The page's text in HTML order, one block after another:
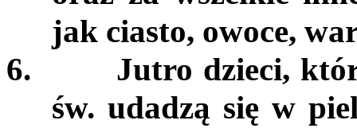
jak ciasto, owoce,
6.
Jutro dzieci,
św. udadzą się w